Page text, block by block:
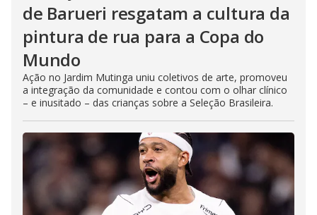
de Barueri resgatam a cultura da
pintura de rua para a Copa do
Mundo
Ação no Jardim Mutinga uniu coletivos de arte, promoveu
a integração da comunidade e contou com o olhar clínico
– e inusitado – das crianças sobre a Seleção Brasileira.